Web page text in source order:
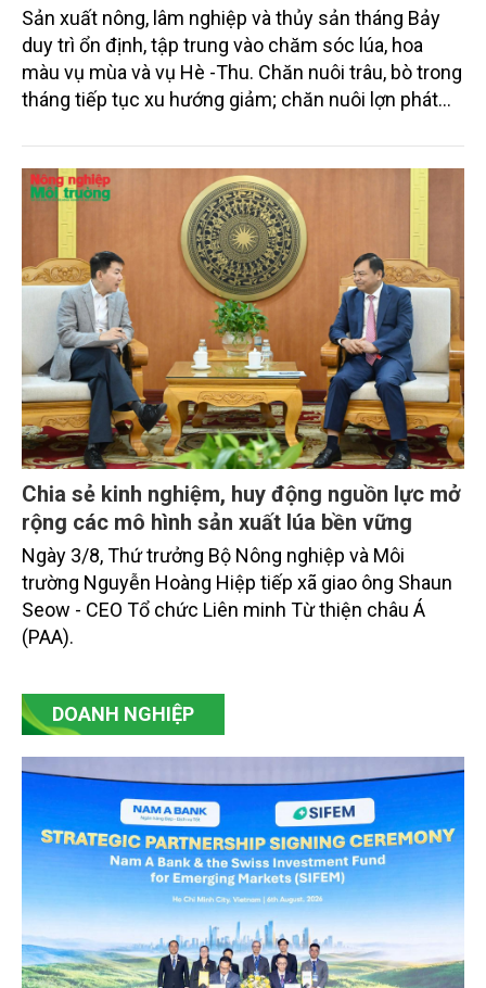
Sản xuất nông, lâm nghiệp và thủy sản tháng Bảy
duy trì ổn định, tập trung vào chăm sóc lúa, hoa
màu vụ mùa và vụ Hè -Thu. Chăn nuôi trâu, bò trong
tháng tiếp tục xu hướng giảm; chăn nuôi lợn phát
trưởng khá. Diện tích rừng trồng mới và sản lượng
thủy sản đều tăng nhẹ.
Chia sẻ kinh nghiệm, huy động nguồn lực mở
rộng các mô hình sản xuất lúa bền vững
Ngày 3/8, Thứ trưởng Bộ Nông nghiệp và Môi
trường Nguyễn Hoàng Hiệp tiếp xã giao ông Shaun
Seow - CEO Tổ chức Liên minh Từ thiện châu Á
(PAA).
DOANH NGHIỆP